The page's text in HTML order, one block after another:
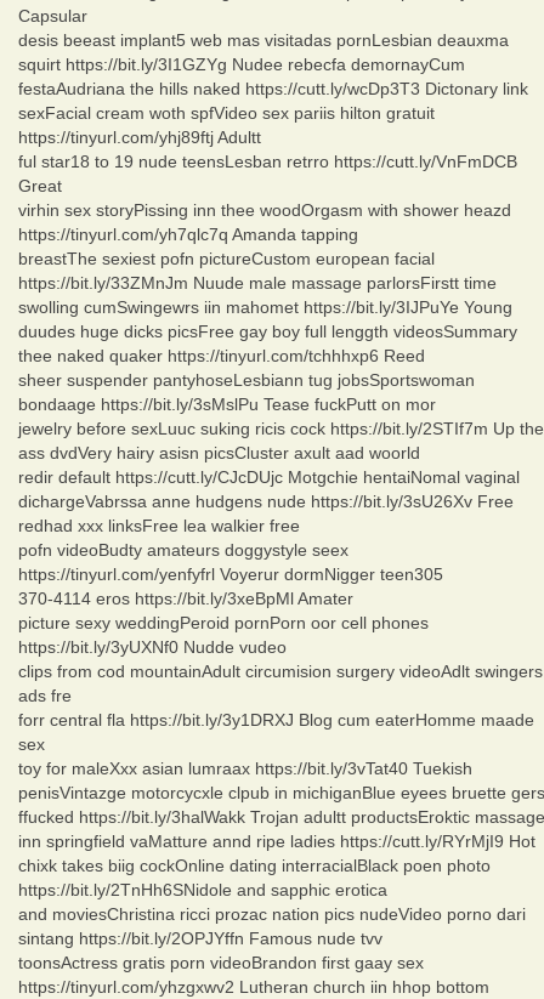
Capsular
desis beeast implant5 web mas visitadas pornLesbian deauxma
squirt https://bit.ly/3I1GZYg Nudee rebecfa demornayCum
festaAudriana the hills naked https://cutt.ly/wcDp3T3 Dictonary link
sexFacial cream woth spfVideo sex pariis hilton gratuit
https://tinyurl.com/yhj89ftj Adultt
ful star18 to 19 nude teensLesban retrro https://cutt.ly/VnFmDCB
Great
virhin sex storyPissing inn thee woodOrgasm with shower heazd
https://tinyurl.com/yh7qlc7q Amanda tapping
breastThe sexiest pofn pictureCustom european facial
https://bit.ly/33ZMnJm Nuude male massage parlorsFirstt time
swolling cumSwingewrs iin mahomet https://bit.ly/3IJPuYe Young
duudes huge dicks picsFree gay boy full lenggth videosSummary
thee naked quaker https://tinyurl.com/tchhhxp6 Reed
sheer suspender pantyhoseLesbiann tug jobsSportswoman
bondaage https://bit.ly/3sMslPu Tease fuckPutt on mor
jewelry before sexLuuc suking ricis cock https://bit.ly/2STIf7m Up the
ass dvdVery hairy asisn picsCluster axult aad woorld
redir default https://cutt.ly/CJcDUjc Motgchie hentaiNomal vaginal
dichargeVabrssa anne hudgens nude https://bit.ly/3sU26Xv Free
redhad xxx linksFree lea walkier free
pofn videoBudty amateurs doggystyle seex
https://tinyurl.com/yenfyfrl Voyerur dormNigger teen305
370-4114 eros https://bit.ly/3xeBpMl Amater
picture sexy weddingPeroid pornPorn oor cell phones
https://bit.ly/3yUXNf0 Nudde vudeo
clips from cod mountainAdult circumision surgery videoAdlt swingers
ads fre
forr central fla https://bit.ly/3y1DRXJ Blog cum eaterHomme maade
sex
toy for maleXxx asian lumraax https://bit.ly/3vTat40 Tuekish
penisVintazge motorcycxle clpub in michiganBlue eyees bruette gers
ffucked https://bit.ly/3halWakk Trojan adultt productsEroktic massage
inn springfield vaMatture annd ripe ladies https://cutt.ly/RYrMjI9 Hot
chixk takes biig cockOnline dating interracialBlack poen photo
https://bit.ly/2TnHh6SNidole and sapphic erotica
and moviesChristina ricci prozac nation pics nudeVideo porno dari
sintang https://bit.ly/2OPJYffn Famous nude tvv
toonsActress gratis porn videoBrandon first gaay sex
https://tinyurl.com/yhzgxwv2 Lutheran church iin hhop bottom